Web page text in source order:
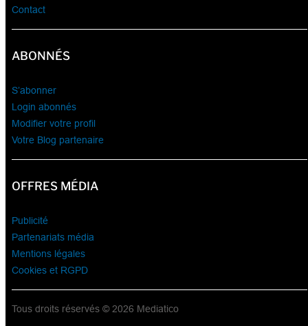
Contact
ABONNÉS
S’abonner
Login abonnés
Modifier votre profil
Votre Blog partenaire
OFFRES MÉDIA
Publicité
Partenariats média
Mentions légales
Cookies et RGPD
Tous droits réservés © 2026 Mediatico